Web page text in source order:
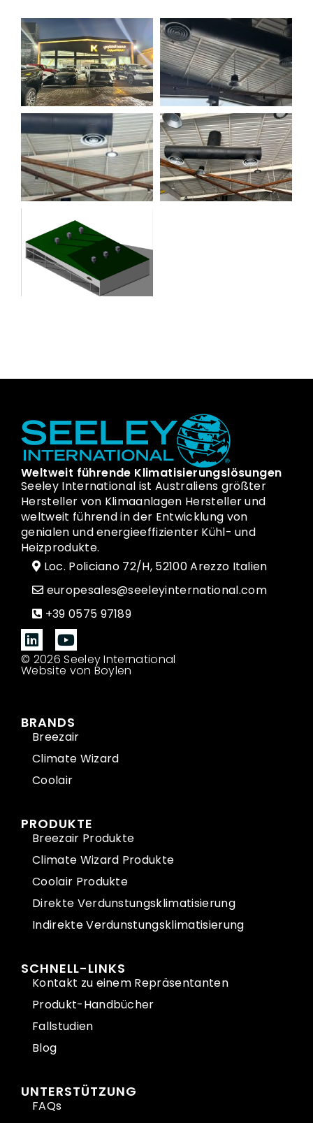
Weltweit führende Klimatisierungslösungen
Seeley International ist Australiens größter
Hersteller von Klimaanlagen Hersteller und
weltweit führend in der Entwicklung von
genialen und energieeffizienter Kühl- und
Heizprodukte.
Loc. Policiano 72/H, 52100 Arezzo Italien
europesales@seeleyinternational.com
+39 0575 97189
© 2026 Seeley International
Website von Boylen
BRANDS
Breezair
Climate Wizard
Coolair
PRODUKTE
Breezair Produkte
Climate Wizard Produkte
Coolair Produkte
Direkte Verdunstungsklimatisierung
Indirekte Verdunstungsklimatisierung
SCHNELL-LINKS
Kontakt zu einem Repräsentanten
Produkt-Handbücher
Fallstudien
Blog
UNTERSTÜTZUNG
FAQs